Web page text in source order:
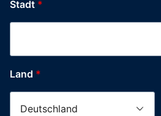
Stadt *
Land *